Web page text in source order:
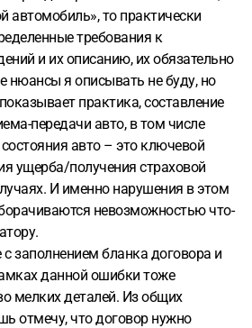
автомобиль», то практически
требования к
и их описанию, их обязательно
нюансы я описывать не буду, но
практика, составление
передачи авто, в том числе
авто – это ключевой
ущерба/получения страховой
И именно нарушения в этом
невозможностью что-
заполнением бланка договора и
данной ошибки тоже
мелких деталей. Из общих
отмечу, что договор нужно